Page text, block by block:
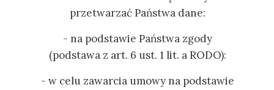
przetwarzać Państwa dane:
- na podstawie Państwa zgody
(podstawa z art. 6 ust. 1 lit. a RODO):
- w celu zawarcia umowy na podstawie